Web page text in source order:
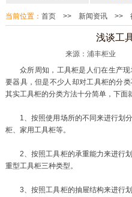
当前位置： 首页>> 新闻资讯>>
浅谈工
来源：浦丰柜业
众所周知，工具柜是人们在生产
要器具，但是不少人却对工具柜的分
其实工具柜的分类方法十分简单，下面
1、按照使用场所的不同来进行划
柜、家用工具柜等。
2、按照工具柜的承重能力来进行
重型工具柜三种类型。
3、按照工具柜的抽屉结构来进行